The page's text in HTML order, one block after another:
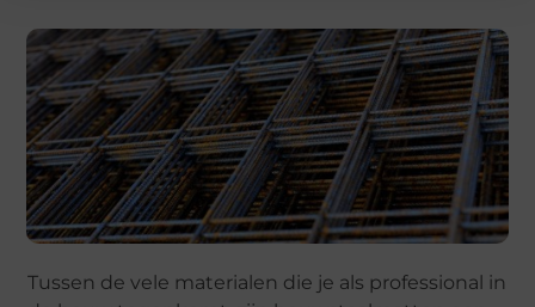
Tussen de vele materialen die je als professional in